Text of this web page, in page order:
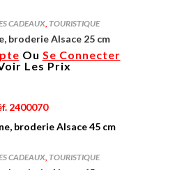
CADEAUX, TOURISTIQUE
broderie Alsace 25 cm
Ou Se Connecter
Les Prix
2400070
CADEAUX TOURISTIQUE